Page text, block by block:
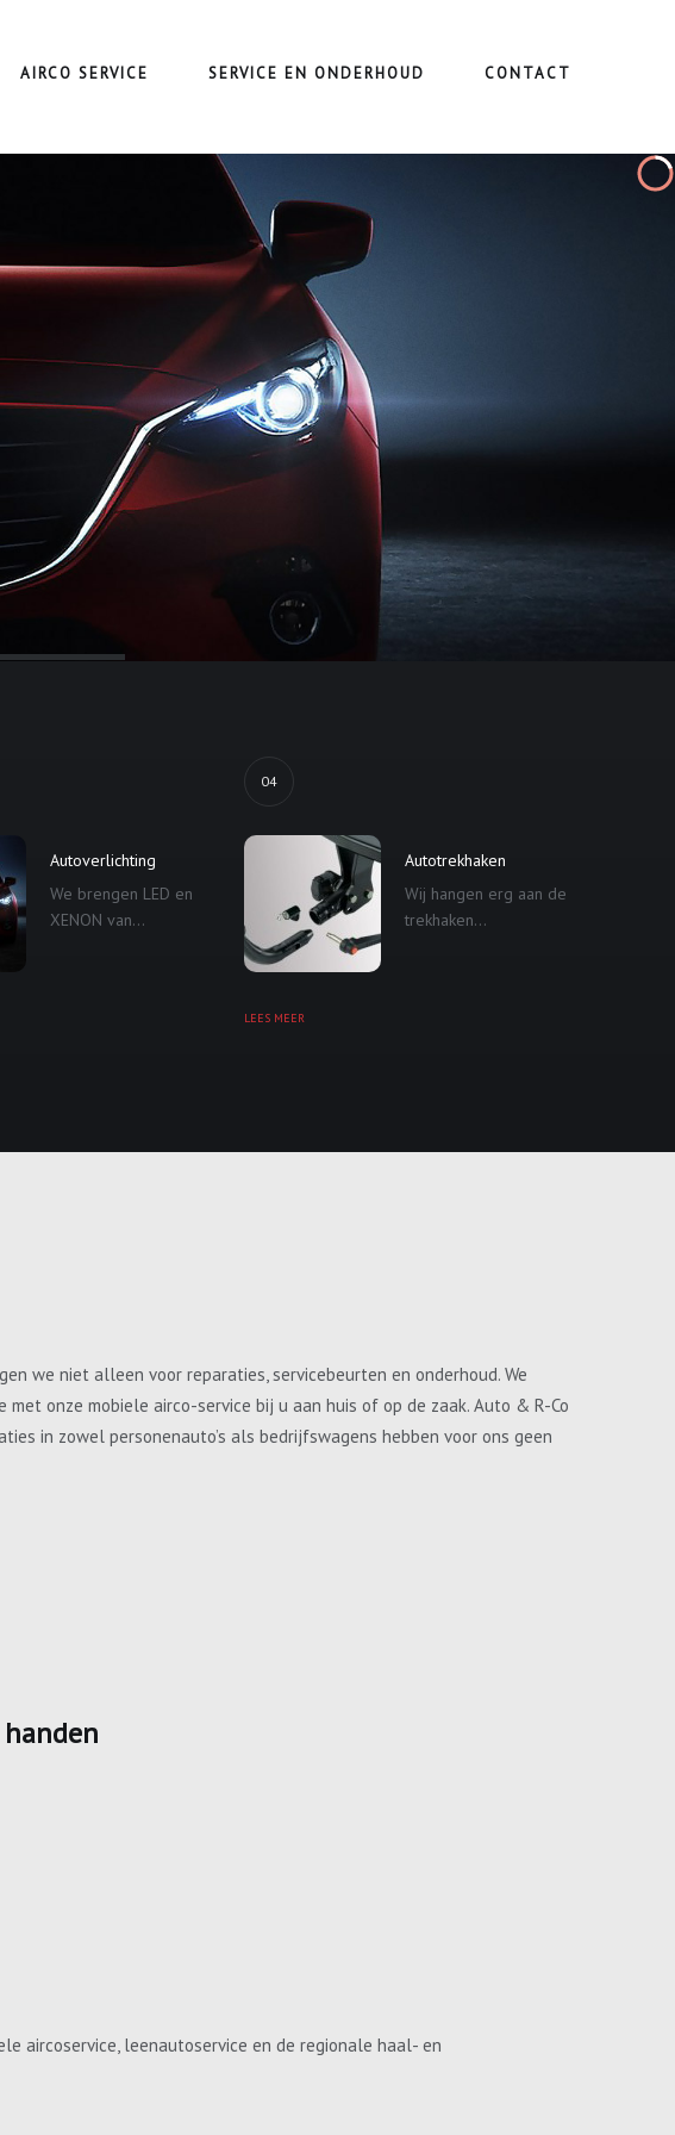
AIRCO SERVICE SERVICE EN ONDERHOUD CONTACT
Autoverlichting
We brengen LED en
XENON van...
04
Autotrekhaken
Wij hangen erg aan de
trekhaken...
LEES MEER
we niet alleen voor reparaties, servicebeurten en onderhoud. We
onze mobiele airco-service bij u aan huis of op de zaak. Auto & R-Co
in zowel personenauto’s als bedrijfswagens hebben voor ons geen
aircoservice, leenautoservice en de regionale haal- en